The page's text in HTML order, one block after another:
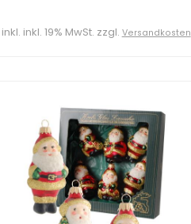
inkl. inkl. 19% MwSt. zzgl. Versandkosten